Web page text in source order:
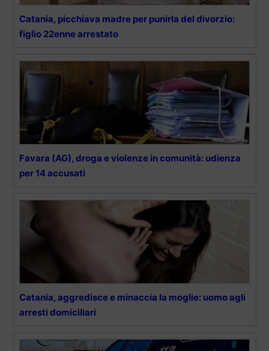
Catania, picchiava madre per punirla del divorzio:
figlio 22enne arrestato
Favara (AG), droga e violenze in comunità: udienza
per 14 accusati
Catania, aggredisce e minaccia la moglie: uomo agli
arresti domiciliari